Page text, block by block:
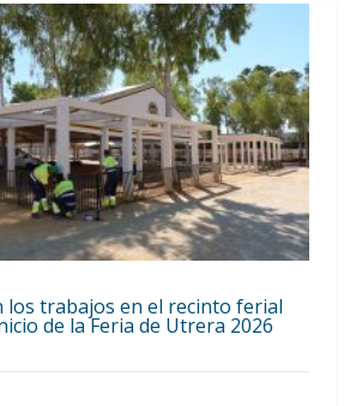
los trabajos en el recinto ferial
de la Feria de Utrera 2026